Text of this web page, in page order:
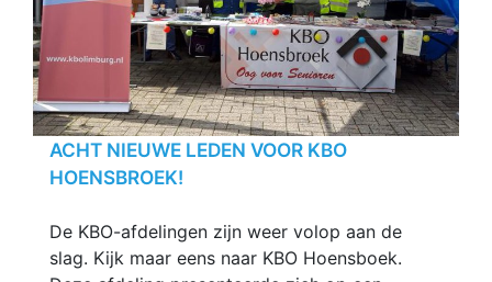
ACHT NIEUWE LEDEN VOOR KBO
HOENSBROEK!
De KBO-afdelingen zijn weer volop aan de
slag. Kijk maar eens naar KBO Hoensboek.